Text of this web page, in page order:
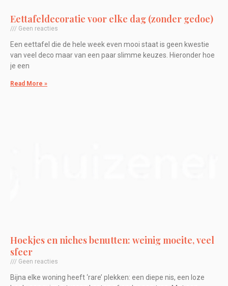
Eettafeldecoratie voor elke dag (zonder gedoe)
Geen reacties
Een eettafel die de hele week even mooi staat is geen kwestie
van veel deco maar van een paar slimme keuzes. Hieronder hoe
je een
Read More »
Hoekjes en niches benutten: weinig moeite, veel
sfeer
Geen reacties
Bijna elke woning heeft ‘rare’ plekken: een diepe nis, een loze